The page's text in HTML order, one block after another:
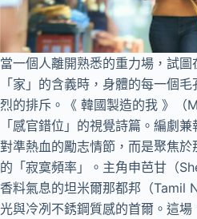
當一個人離開熟悉的重力場，試
「家」的含義時，身體的每一個
烈的排斥。《 韓國製造的我 》（
「感官錯位」的視覺詩篇。編劇
對準熱血的勵志情節，而是聚焦
的「寂寞頻率」。主角申芭甘（
香料氣息的坦米爾那都邦（Tamil
光與冷冽不銹鋼質感的首爾。這